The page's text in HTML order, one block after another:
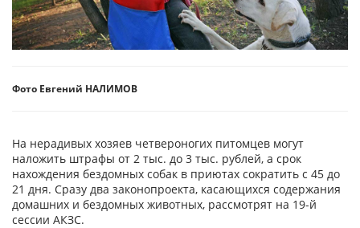
Фото Евгений НАЛИМОВ
На нерадивых хозяев четвероногих питомцев могут
наложить штрафы от 2 тыс. до 3 тыс. рублей, а срок
нахождения бездомных собак в приютах сократить с 45 до
21 дня. Сразу два законопроекта, касающихся содержания
домашних и бездомных животных, рассмотрят на 19-й
сессии АКЗС.